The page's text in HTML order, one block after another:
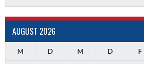
AUGUST 2026
M D M D F